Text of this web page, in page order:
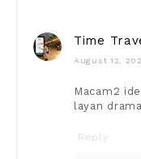
Time
August 12,
Macam2
layan
Reply